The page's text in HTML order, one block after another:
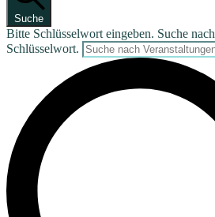
Suche
Bitte Schlüsselwort eingeben. Suche
Schlüsselwort.